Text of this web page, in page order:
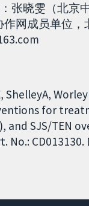
张晓雯（北京
网成员单位
for
and SJS/TEN
No.: CD013130.